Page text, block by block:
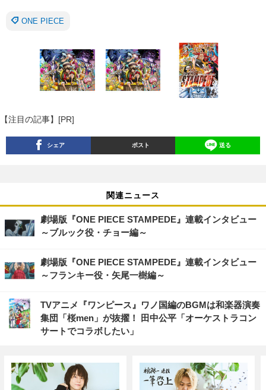
ONE PIECE
【注目の記事】[PR]
シェア ポスト 送る
関連ニュース
劇場版『ONE PIECE STAMPEDE』連載インタビュー
～ブルック役・チョー編～
劇場版『ONE PIECE STAMPEDE』連載インタビュー
～フランキー役・矢尾一樹編～
TVアニメ『ワンピース』ワノ国編のBGMは和楽器演奏
集団「桜men」が抜擢！ 田中公平「オーケストラコン
サートでコラボしたい」